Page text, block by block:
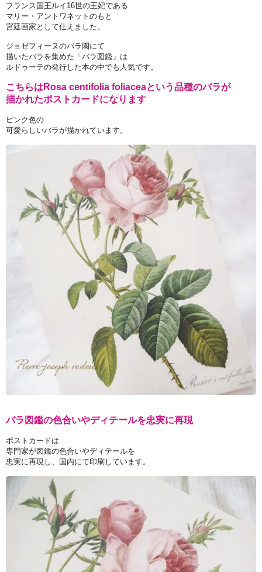
フランス国王ルイ16世の王妃である
マリー・アントワネットのもと
宮廷画家として仕えました。
ジョゼフィーヌのバラ園にて
描いたバラを集めた「バラ図鑑」は
ルドゥーテの発行した本の中でも人気です。
こちらはRosa centifolia foliaceaという品種のバラが
描かれたポストカードになります
ピンク色の
可愛らしいバラが描かれています。
バラ図鑑の色合いやディテールを忠実に再現
ポストカードは
専門家が図鑑の色合いやディテールを
忠実に再現し、国内にて印刷しています。